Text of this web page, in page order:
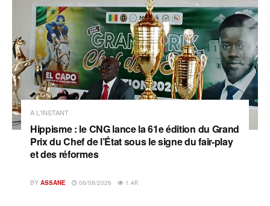
A L'INSTANT
Hippisme : le CNG lance la 61e édition du Grand
Prix du Chef de l’État sous le signe du fair-play
et des réformes
BY ASSANE 06/08/2026 1.4K